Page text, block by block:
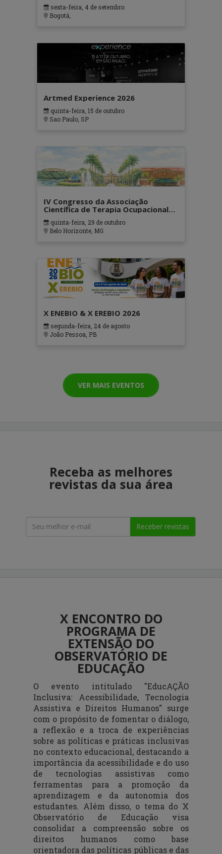
sexta-feira, 4 de setembro
Bogotá,
Artmed Experience 2026
quinta-feira, 15 de outubro
Sao Paulo, SP
IV Congresso da Associação
Científica de Terapia Ocupacional
em Contextos Hospitalares e
Cuidados Paliativos - ATOHOSP
quinta-feira, 29 de outubro
Belo Horizonte, MG
X ENEBIO & X EREBIO 2026
segunda-feira, 24 de agosto
João Pessoa, PB
VER MAIS EVENTOS
Receba as melhores
revistas da sua área
Receber revistas
X ENCONTRO DO
PROGRAMA DE
EXTENSÃO DO
OBSERVATÓRIO DE
EDUCAÇÃO
O evento intitulado "EducAÇÃO
Inclusiva: Acessibilidade, Tecnologia
Assistiva e Direitos Humanos" surge
com o propósito de fomentar o diálogo,
a reflexão e a troca de experiências
sobre as políticas e práticas inclusivas
no contexto educacional, destacando a
importância da acessibilidade e do uso
de tecnologias assistivas como
ferramentas para a promoção da
aprendizagem e da autonomia dos
estudantes. Além disso, o tema do X
Observatório de Educação visa
consolidar a compreensão sobre os
direitos humanos como base
orientadora das políticas públicas e das